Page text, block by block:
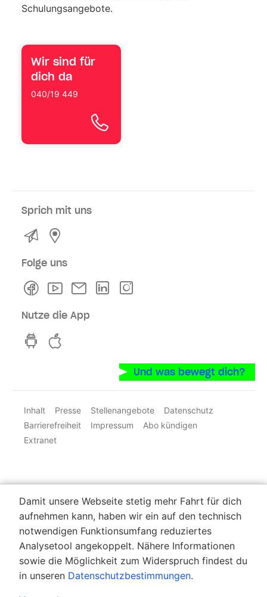
Schulungsangebote.
Wir sind für
dich da
040/19 449
Sprich mit uns
Kontakt
Folge uns
FacebookYoutubeNewsletterLinkedln
Nutze die App
hvv switch App auf GooglePlay
Und was bewegt dich?
Inhalt Presse Stellenangebote
Datenschutz
Barrierefreiheit
Impressum
Abo kündigen
Extranet
Damit unsere Webseite stetig mehr Fahrt für dich
aufnehmen kann, haben wir ein auf den technisch
notwendigen Funktionsumfang reduziertes
Analysetool angekoppelt. Nähere Informationen
sowie die Möglichkeit zum Widerspruch findest du
in unseren Datenschutzbestimmungen.